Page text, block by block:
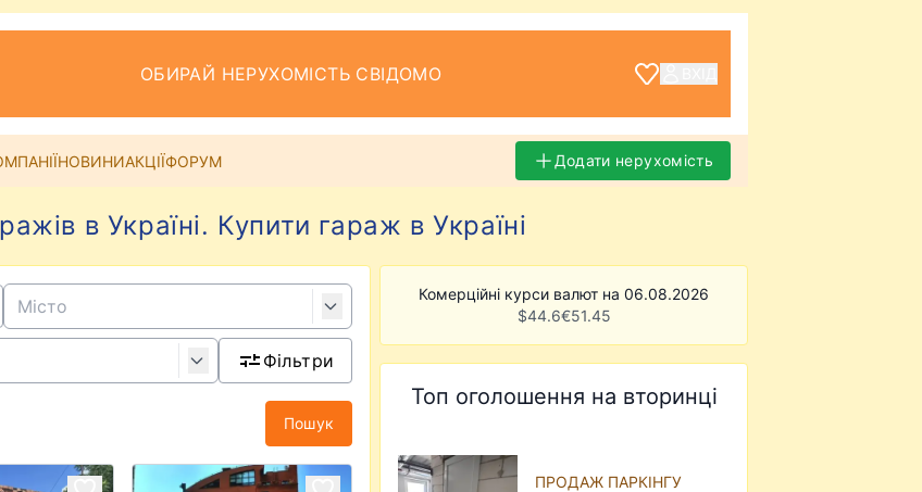
ОБИРАЙ НЕРУХОМІСТЬ СВІДОМО
НОВИНИАКЦІЇФОРУМ Додати нерухомість
в Україні. Купити гараж в Україні
Фільтри
Пошук
Комерційні курси валют на 06.08.2026
$44.6€51.45
Топ оголошення на вторинці
ПРОДАЖ ПАРКІНГУ